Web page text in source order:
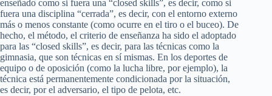
enseñado como si fuera una “closed skills”, es decir, como si
fuera una disciplina “cerrada”, es decir, con el entorno externo
más o menos constante (como ocurre en el tiro o el buceo). De
hecho, el método, el criterio de enseñanza ha sido el adoptado
para las “closed skills”, es decir, para las técnicas como la
gimnasia, que son técnicas en sí mismas. En los deportes de
equipo o de oposición (como la lucha libre, por ejemplo), la
técnica está permanentemente condicionada por la situación,
es decir, por el adversario, el tipo de pelota, etc.